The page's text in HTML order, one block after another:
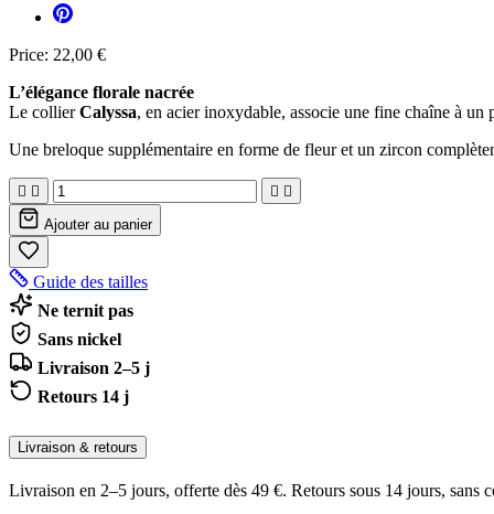
Price: 22,00 €
L’élégance florale nacrée
Le collierCalyssa, en acier inoxydable, associe une fine chaîne à
Une breloque supplémentaire en forme de fleur et un zircon
   
Ajouter au panier
Guide des tailles
Ne ternit pas
Sans nickel
Livraison 2–5 j
Retours 14 j
Livraison & retours
Livraison en 2–5 jours, offerte dès 49 €. Retours sous 14 jours, sans